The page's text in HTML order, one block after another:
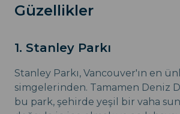
Güzellikler
1. Stanley Parkı
Stanley Parkı, Vancouver'ın en
simgelerinden. Tamamen Deniz
bu park, şehirde yeşil bir vaha